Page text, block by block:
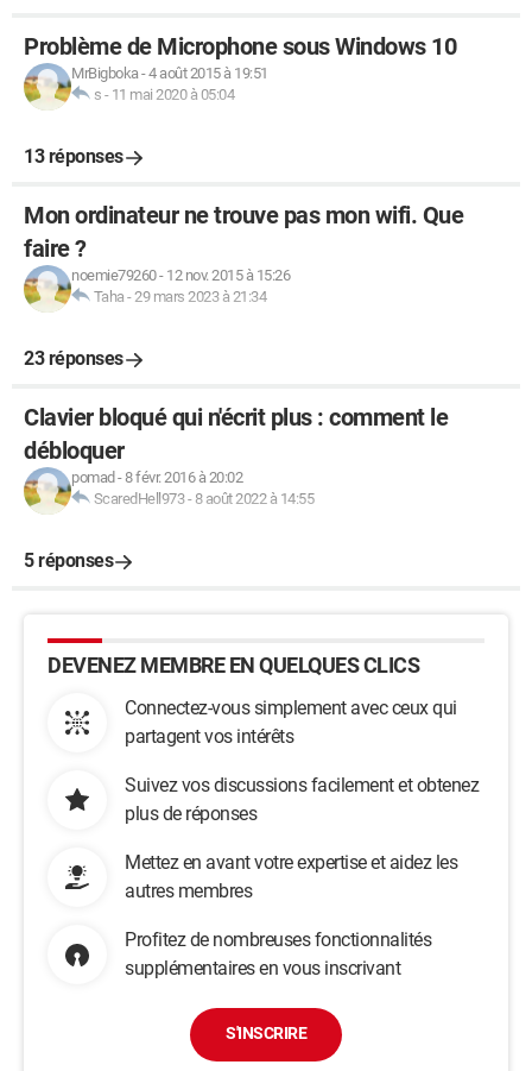
Problème de Microphone sous Windows 10
MrBigboka-4 août 2015 à 19:51
s - 11 mai 2020 à 05:04
13 réponses
Mon ordinateur ne trouve pas mon wifi. Que
faire ?
noemie79260- 12 nov. 2015 à 15:26
Taha -29 mars 2023 à 21:34
23 réponses
Clavier bloqué qui n'écrit plus : comment le
débloquer
pomad -8 févr. 2016 à 20:02
ScaredHell973- 8 août 2022 à 14:55
5 réponses
DEVENEZ MEMBRE EN QUELQUES CLICS
Connectez-vous simplement avec ceux qui
partagent vos intérêts
Suivez vos discussions facilement et obtenez
plus de réponses
Mettez en avant votre expertise et aidez les
autres membres
Profitez de nombreuses fonctionnalités
supplémentaires en vous inscrivant
S'INSCRIRE